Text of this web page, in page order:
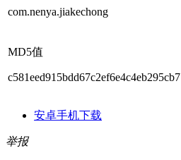
com.nenya.jiakechong
MD5值
c581eed915bdd67c2ef6e4c4eb295cb7
安卓手机下载
举报